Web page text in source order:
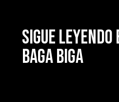
Sigue
Baga Biga